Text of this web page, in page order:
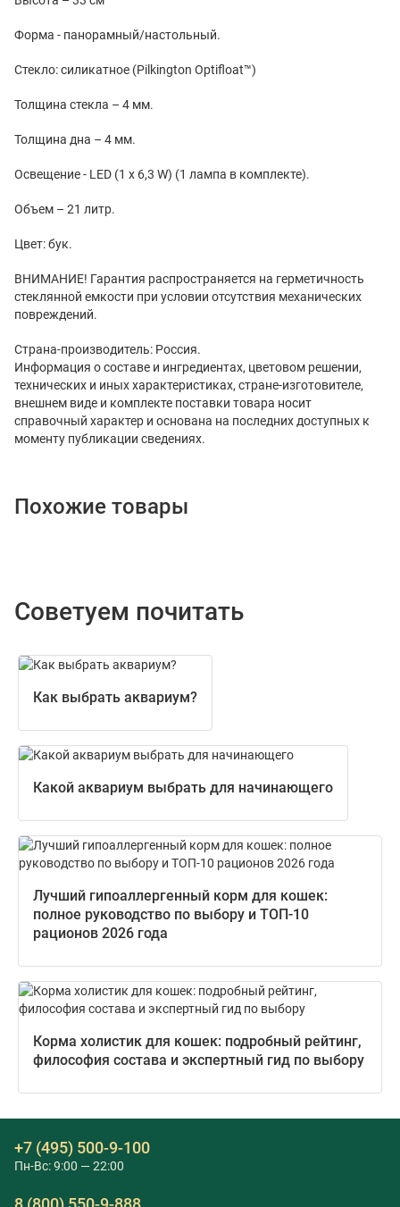
Форма - панорамный/настольный.
Стекло: cиликатное (Pilkington Optifloat™)
Толщина стекла – 4 мм.
Толщина дна – 4 мм.
Освещение - LED (1 x 6,3 W) (1 лампа в комплекте).
Объем – 21 литр.
Цвет: бук.
ВНИМАНИЕ! Гарантия распространяется на герметичность
стеклянной емкости при условии отсутствия механических
повреждений.
Страна-производитель: Россия.
Информация о составе и ингредиентах, цветовом решении,
технических и иных характеристиках, стране-изготовителе,
внешнем виде и комплекте поставки товара носит
справочный характер и основана на последних доступных к
моменту публикации сведениях.
Похожие товары
Советуем почитать
Как выбрать аквариум?
Какой аквариум выбрать для начинающего
Лучший гипоаллергенный корм для кошек:
полное руководство по выбору и ТОП-10
рационов 2026 года
Корма холистик для кошек: подробный рейтинг,
философия состава и экспертный гид по выбору
+7 (495) 500-9-100
Пн-Вс: 9:00 — 22:00